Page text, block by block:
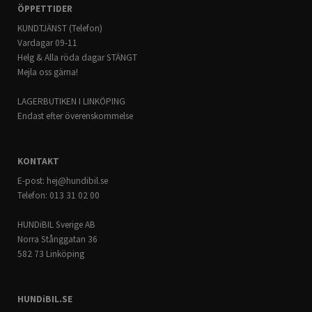
ÖPPETTIDER
KUNDTJÄNST (Telefon)
Vardagar 09-11
Helg & Alla röda dagar STÄNGT
Mejla oss gärna!
LAGERBUTIKEN I LINKÖPING
Endast efter överenskommelse
KONTAKT
E-post: hej@hundibil.se
Telefon: 013 31 02 00
HUNDiBIL Sverige AB
Norra Stånggatan 36
582 73 Linköping
HUNDiBIL.SE